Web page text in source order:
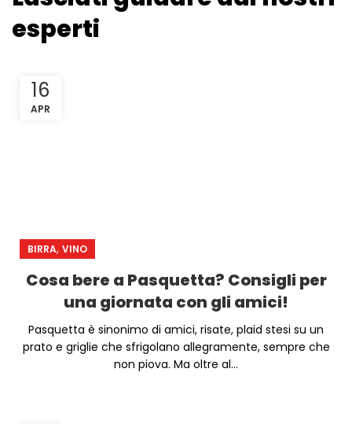
esperti
16
APR
BIRRA, VINO
Cosa bere a Pasquetta? Consigli per
una giornata con gli amici!
Pasquetta è sinonimo di amici, risate, plaid stesi su un
prato e griglie che sfrigolano allegramente, sempre che
non piova. Ma oltre al...